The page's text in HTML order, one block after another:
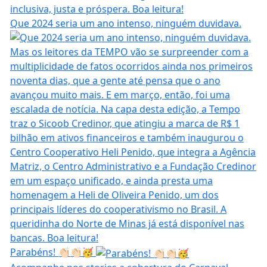
Que 2024 seria um ano intenso, ninguém duvidava.
Parabéns! 👏🏻👏🏻🥳